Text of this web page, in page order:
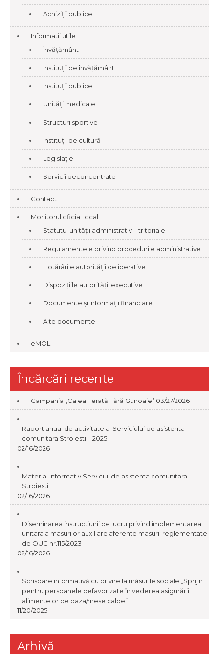
Achiziții publice
Informatii utile
Învățământ
Instituții de învățământ
Instituții publice
Unități medicale
Structuri sportive
Instituții de cultură
Legislație
Servicii deconcentrate
Contact
Monitorul oficial local
Statutul unității administrativ – tritoriale
Regulamentele privind procedurile administrative
Hotărârile autorității deliberative
Dispozițiile autorității executive
Documente și informații financiare
Alte documente
eMOL
Încărcări recente
Campania „Calea Ferată Fără Gunoaie” 03/27/2026
Raport anual de activitate al Serviciului de asistenta
comunitara Stroiesti – 2025
02/16/2026
Material informativ Serviciul de asistenta comunitara
Stroiesti
02/16/2026
Diseminarea instructiunii de lucru privind implementarea
unitara a masurilor auxiliare aferente masurii reglementate
de OUG nr.115/2023
02/16/2026
Scrisoare informativă cu privire la măsurile sociale „Sprijin
pentru persoanele defavorizate în vederea asigurării
alimentelor de baza/mese calde”
11/20/2025
Arhivă